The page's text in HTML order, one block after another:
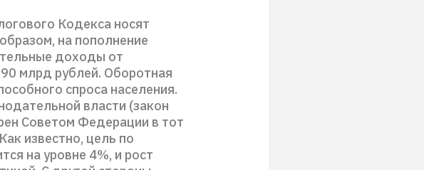
Кодекса носят
на пополнение
доходы от
млрд рублей. Оборотная
спроса населения.
власти (закон
Советом Федерации в тот
известно, цель по
на уровне 4%, и рост